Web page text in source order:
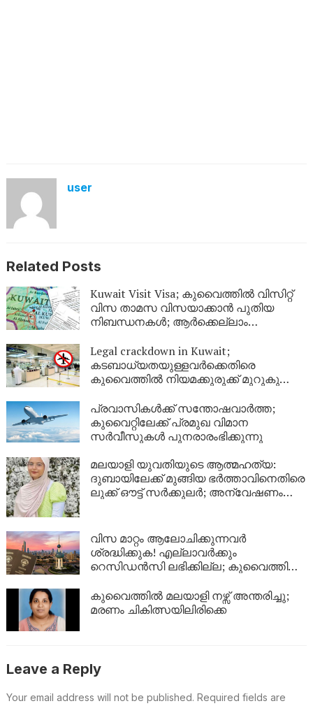
user
Related Posts
Kuwait Visit Visa; കുവൈത്തിൽ വിസിറ്റ്
വിസ താമസ വിസയാക്കാൻ പുതിയ
നിബന്ധനകൾ; ആർക്കെല്ലാം
Legal crackdown in Kuwait;
കടബാധ്യതയുള്ളവർക്കെതിരെ
കുവൈത്തിൽ നിയമക്കുരുക്ക് മുറുകുന്നു;
യാത്രാവിലക്ക്
പ്രവാസികൾക്ക് സന്തോഷവാർത്ത;
കുവൈറ്റിലേക്ക് പ്രമുഖ വിമാന
സർവീസുകൾ പുനരാരംഭിക്കുന്നു
മലയാളി യുവതിയുടെ ആത്മഹത്യ:
ദുബായിലേക്ക് മുങ്ങിയ ഭർത്താവിനെതിരെ
ലുക്ക് ഔട്ട് സർക്കുലർ; അന്വേഷണം
വിസ മാറ്റം ആലോചിക്കുന്നവർ
ശ്രദ്ധിക്കുക! എല്ലാവർക്കും
റെസിഡൻസി ലഭിക്കില്ല; കുവൈത്തിന്റെ
കുവൈത്തിൽ മലയാളി നഴ്സ് അന്തരിച്ചു;
മരണം ചികിത്സയിലിരിക്കെ
Leave a Reply
Your email address will not be published. Required fields are